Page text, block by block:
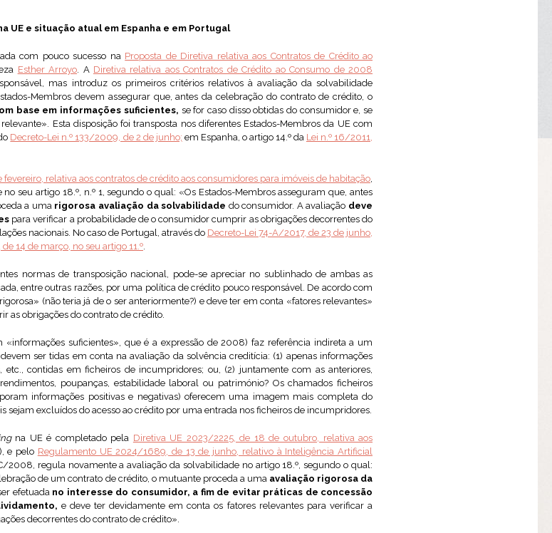
UE e situação atual em Espanha e em Portugal
com pouco sucesso na Proposta de Diretiva relativa aos Contratos de Crédito ao
Esther Arroyo. A Diretiva relativa aos Contratos de Crédito ao Consumo de 2008
mas introduz os primeiros critérios relativos à avaliação da solvabilidade
Membros devem assegurar que, antes da celebração do contrato de crédito, o
base em informações suficientes, se for caso disso obtidas do consumidor e, se
Esta disposição foi transposta nos diferentes Estados-Membros da UE com
Decreto-Lei n.º 133/2009, de 2 de junho; em Espanha, o artigo 14.º da Lei n.º 16/2011,
fevereiro, relativa aos contratos de crédito aos consumidores para imóveis de habitação,
seu artigo 18.º, n.º 1, segundo o qual: «Os Estados-Membros asseguram que, antes
a uma rigorosa avaliação da solvabilidade do consumidor. A avaliação deve
para verificar a probabilidade de o consumidor cumprir as obrigações decorrentes do
nacionais. No caso de Portugal, através do Decreto-Lei 74-A/2017, de 23 de junho,
14 de março, no seu artigo 11.º.
normas de transposição nacional, pode-se apreciar no sublinhado de ambas as
entre outras razões, por uma política de crédito pouco responsável. De acordo com
(não teria já de o ser anteriormente?) e deve ter em conta «fatores relevantes»
as obrigações do contrato de crédito.
«informações suficientes», que é a expressão de 2008) faz referência indireta a um
ser tidas em conta na avaliação da solvência creditícia: (1) apenas informações
etc., contidas em ficheiros de incumpridores; ou, (2) juntamente com as anteriores,
poupanças, estabilidade laboral ou património? Os chamados ficheiros
informações positivas e negativas) oferecem uma imagem mais completa do
sejam excluídos do acesso ao crédito por uma entrada nos ficheiros de incumpridores.
na UE é completado pela Diretiva UE 2023/2225, de 18 de outubro, relativa aos
e pelo Regulamento UE 2024/1689, de 13 de junho, relativo à Inteligência Artificial
2008, regula novamente a avaliação da solvabilidade no artigo 18.º, segundo o qual:
de um contrato de crédito, o mutuante proceda a uma avaliação rigorosa da
efetuada no interesse do consumidor, a fim de evitar práticas de concessão
e deve ter devidamente em conta os fatores relevantes para verificar a
decorrentes do contrato de crédito».